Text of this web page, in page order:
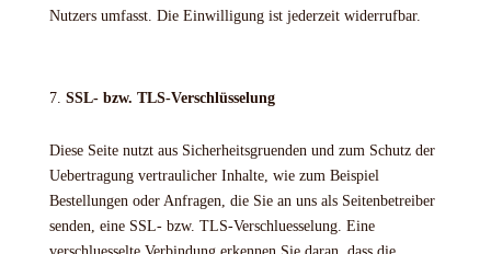
Nutzers umfasst. Die Einwilligung ist jederzeit widerrufbar.
SSL- bzw. TLS-Verschlüsselung
Diese Seite nutzt aus Sicherheitsgruenden und zum Schutz der
Uebertragung vertraulicher Inhalte, wie zum Beispiel
Bestellungen oder Anfragen, die Sie an uns als Seitenbetreiber
senden, eine SSL- bzw. TLS-Verschluesselung. Eine